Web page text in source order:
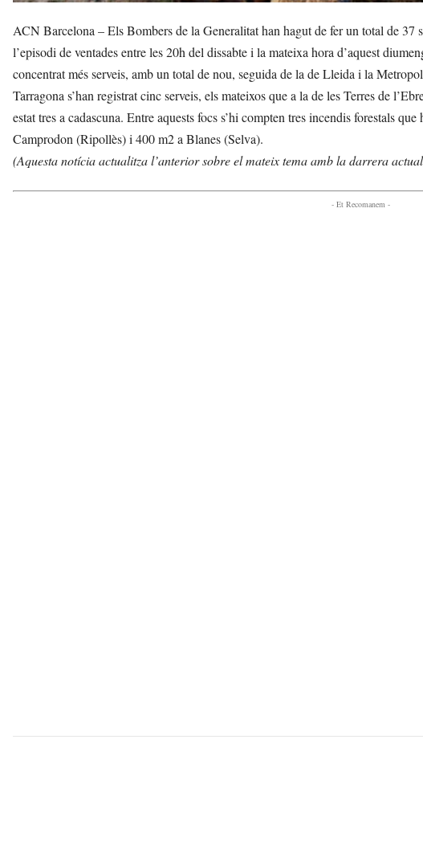
ACN Barcelona – Els Bombers de la Generalitat han hagut de fer un total de 37
l’episodi de ventades entre les 20h del dissabte i la mateixa hora d’aquest
concentrat més serveis, amb un total de nou, seguida de la de Lleida i la
Tarragona s’han registrat cinc serveis, els mateixos que a la de les Terres de
estat tres a cadascuna. Entre aquests focs s’hi compten tres incendis forestals
Camprodon (Ripollès) i 400 m2 a Blanes (Selva).
(Aquesta notícia actualitza l’anterior sobre el mateix tema amb la darrera
- Et Recomanem -